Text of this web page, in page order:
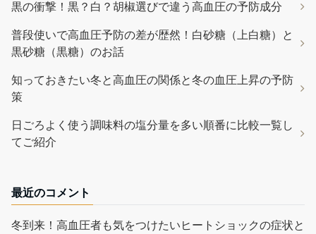
黒の衝撃！黒？白？胡椒選びで違う高血圧の予防成分
普段使いで高血圧予防の差が歴然！白砂糖（上白糖）と
黒砂糖（黒糖）のお話
知っておきたい冬と高血圧の関係と冬の血圧上昇の予防
策
日ごろよく使う調味料の塩分量を多い順番に比較一覧し
てご紹介
最近のコメント
冬到来！高血圧者も気をつけたいヒートショックの症状と